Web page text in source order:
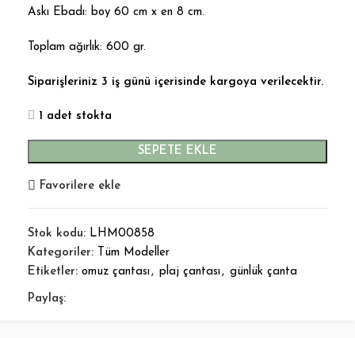
Askı Ebadı: boy 60 cm x en 8 cm.
Toplam ağırlık: 600 gr.
Siparişleriniz 3 iş günü içerisinde kargoya verilecektir.
1 adet stokta
SEPETE EKLE
Favorilere ekle
Stok kodu: LHM00858
Kategoriler: Tüm Modeller
Etiketler: omuz çantası, plaj çantası, günlük çanta
Paylaş: